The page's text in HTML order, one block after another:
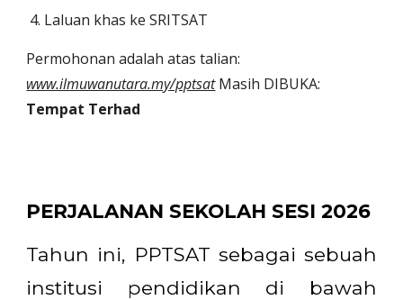
Laluan khas ke SRITSAT
Permohonan adalah atas talian:
www.ilmuwanutara.my/pptsatMasih DIBUKA:
Tempat Terhad
PERJALANAN SEKOLAH SESI 2026
Tahun ini, PPTSAT sebagai sebuah
institusi pendidikan di bawah